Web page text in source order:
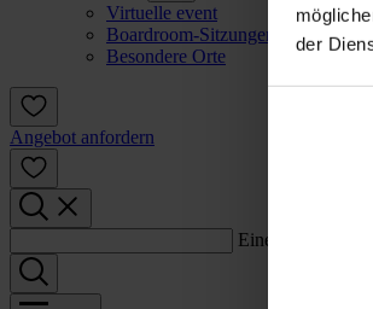
der
Virtuelle event
Boardroom-Sitzungen
Besondere Orte
Angebot anfordern
Einen